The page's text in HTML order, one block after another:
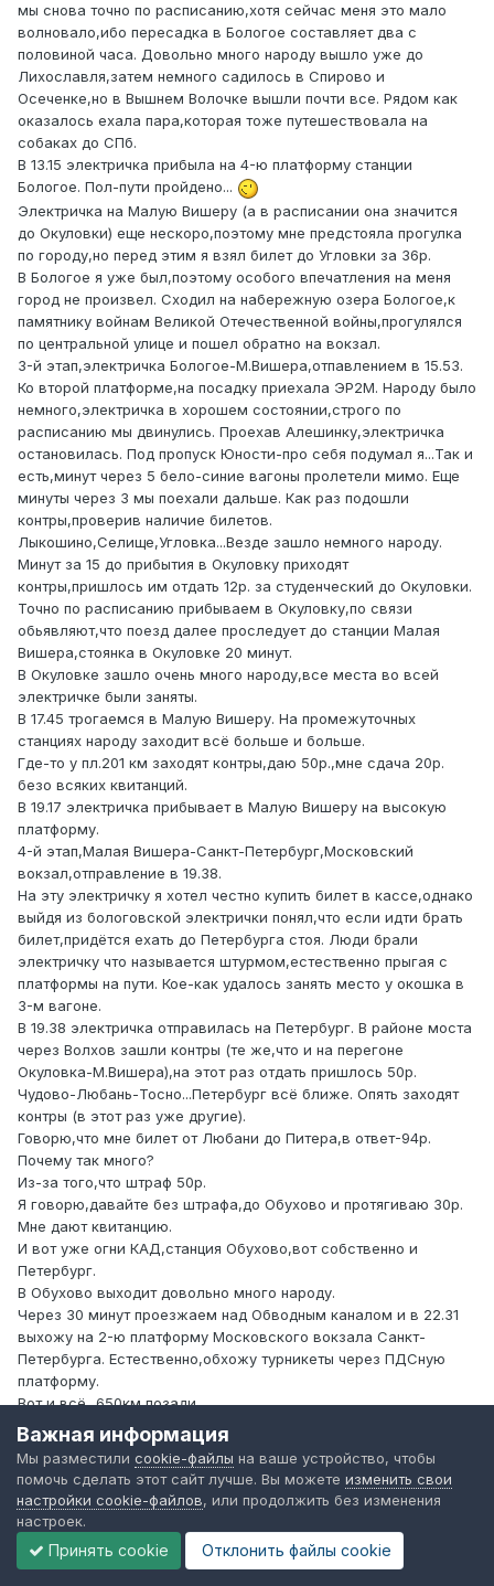
мы снова точно по расписанию,хотя сейчас меня это мало
волновало,ибо пересадка в Бологое составляет два с
половиной часа. Довольно много народу вышло уже до
Лихославля,затем немного садилось в Спирово и
Осеченке,но в Вышнем Волочке вышли почти все. Рядом как
оказалось ехала пара,которая тоже путешествовала на
собаках до СПб.
В 13.15 электричка прибыла на 4-ю платформу станции
Бологое. Пол-пути пройдено...
Электричка на Малую Вишеру (а в расписании она значится
до Окуловки) еще нескоро,поэтому мне предстояла прогулка
по городу,но перед этим я взял билет до Угловки за 36р.
В Бологое я уже был,поэтому особого впечатления на меня
город не произвел. Сходил на набережную озера Бологое,к
памятнику войнам Великой Отечественной войны,прогулялся
по центральной улице и пошел обратно на вокзал.
3-й этап,электричка Бологое-М.Вишера,отпавлением в 15.53.
Ко второй платформе,на посадку приехала ЭР2М. Народу было
немного,электричка в хорошем состоянии,строго по
расписанию мы двинулись. Проехав Алешинку,электричка
остановилась. Под пропуск Юности-про себя подумал я...Так и
есть,минут через 5 бело-синие вагоны пролетели мимо. Еще
минуты через 3 мы поехали дальше. Как раз подошли
контры,проверив наличие билетов.
Лыкошино,Селище,Угловка...Везде зашло немного народу.
Минут за 15 до прибытия в Окуловку приходят
контры,пришлось им отдать 12р. за студенческий до Окуловки.
Точно по расписанию прибываем в Окуловку,по связи
обьявляют,что поезд далее проследует до станции Малая
Вишера,стоянка в Окуловке 20 минут.
В Окуловке зашло очень много народу,все места во всей
электричке были заняты.
В 17.45 трогаемся в Малую Вишеру. На промежуточных
станциях народу заходит всё больше и больше.
Где-то у пл.201 км заходят контры,даю 50р.,мне сдача 20р.
безо всяких квитанций.
В 19.17 электричка прибывает в Малую Вишеру на высокую
платформу.
4-й этап,Малая Вишера-Санкт-Петербург,Московский
вокзал,отправление в 19.38.
На эту электричку я хотел честно купить билет в кассе,однако
выйдя из бологовской электрички понял,что если идти брать
билет,придётся ехать до Петербурга стоя. Люди брали
электричку что называется штурмом,естественно прыгая с
платформы на пути. Кое-как удалось занять место у окошка в
3-м вагоне.
В 19.38 электричка отправилась на Петербург. В районе моста
через Волхов зашли контры (те же,что и на перегоне
Окуловка-М.Вишера),на этот раз отдать пришлось 50р.
Чудово-Любань-Тосно...Петербург всё ближе. Опять заходят
контры (в этот раз уже другие).
Говорю,что мне билет от Любани до Питера,в ответ-94р.
Почему так много?
Из-за того,что штраф 50р.
Я говорю,давайте без штрафа,до Обухово и протягиваю 30р.
Мне дают квитанцию.
И вот уже огни КАД,станция Обухово,вот собственно и
Петербург.
В Обухово выходит довольно много народу.
Через 30 минут проезжаем над Обводным каналом и в 22.31
выхожу на 2-ю платформу Московского вокзала Санкт-
Петербурга. Естественно,обхожу турникеты через ПДСную
платформу.
Вот и всё...650км позади.
По маршруту Москва-СПб хочу подвести отдельный итог.
Время поездки составило 16 часов 31 минуту,из них в пути 11
часов 43 минуты.
Сделано 3 пересадки,потрачено: 102 + 68 + 36 + 12 + 30 + 50
+30 = 328 рублей (большинство сумм взято по студенческому
билету)
Важная информация
Мы разместили cookie-файлы на ваше устройство, чтобы
помочь сделать этот сайт лучше. Вы можете изменить свои
настройки cookie-файлов, или продолжить без изменения
настроек.
Принять cookie Отклонить файлы сookie